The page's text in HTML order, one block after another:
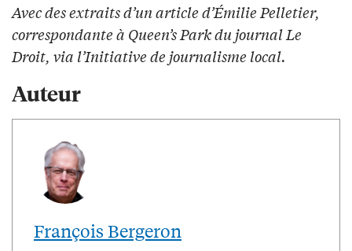
Avec des extraits d’un article d’Émilie Pelletier,
correspondante à Queen’s Park du journal Le
Droit, via l’Initiative de journalisme local.
Auteur
François Bergeron